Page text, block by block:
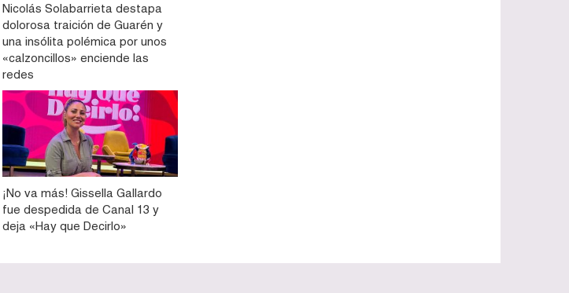
Nicolás Solabarrieta destapa
dolorosa traición de Guarén y
una insólita polémica por unos
«calzoncillos» enciende las
redes
¡No va más! Gissella Gallardo
fue despedida de Canal 13 y
deja «Hay que Decirlo»